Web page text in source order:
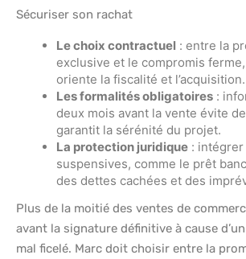
Sécuriser son rachat
Le choix contractuel : entre la
exclusive et le compromis
oriente la fiscalité et l’acquisition.
Les formalités obligatoires :
deux mois avant la vente évite
garantit la sérénité du projet.
La protection juridique :
suspensives, comme le prêt
des dettes cachées et des
Plus de la moitié des ventes de
avant la signature définitive à cause
mal ficelé. Marc doit choisir entre la